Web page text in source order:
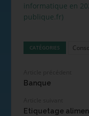
informatique en
publique.fr)
CATÉGORIES Conso
Banque
Etiquetage